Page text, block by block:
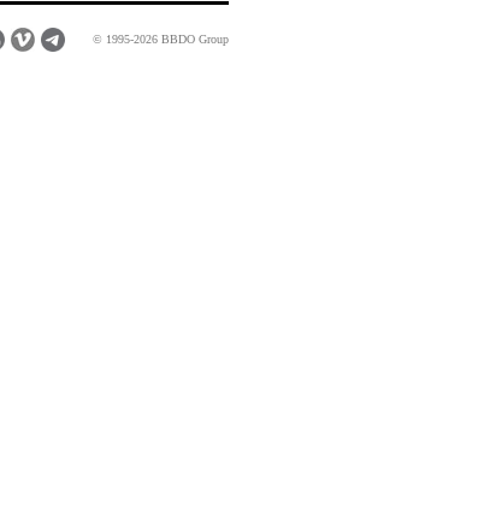
© 1995-2026 BBDO Group